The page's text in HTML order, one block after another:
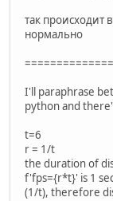
так происходит
нормально
I'll paraphrase
python and
t=6
r = 1/t
the duration of
f'fps={r*t}' is 1
(1/t), therefore